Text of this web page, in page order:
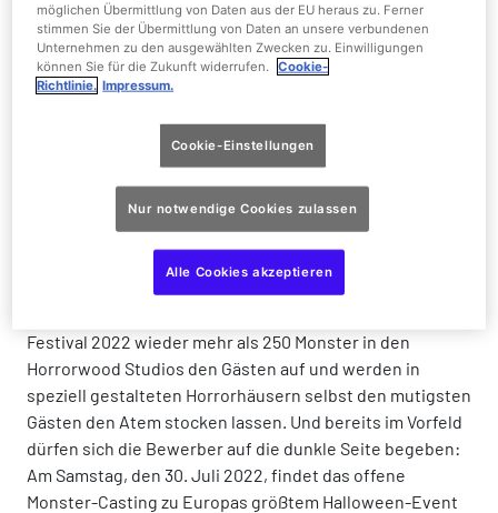
Ob wandelnder Zombie, blutrünstige Krankenschwester
oder irrer Kettensägemörder – wer sich für den
gruseligsten Job der Welt bereit fühlt, ist beim offenen
Casting zum Halloween Horror Festival 2022 im Movie
Park Germany genau richtig. Denn auch in diesem Jahr
startet Deutschlands größter Film- und Freizeitpark
seinen „Monster-Aufruf“ für die Halloween-Zeit, die die
Parkbesucher vom 24. September bis 13. November an 27
ausgewählten Tagen in Angst und Schrecken versetzen
Festival 2022 wieder mehr als 250 Monster in den
Horrorwood Studios den Gästen auf und werden in
speziell gestalteten Horrorhäusern selbst den mutigsten
Gästen den Atem stocken lassen. Und bereits im Vorfeld
dürfen sich die Bewerber auf die dunkle Seite begeben:
Am Samstag, den 30. Juli 2022, findet das offene
Monster-Casting zu Europas größtem Halloween-Event
möglichen Übermittlung von Daten aus der EU heraus zu. Ferner
stimmen Sie der Übermittlung von Daten an unsere verbundenen
Unternehmen zu den ausgewählten Zwecken zu. Einwilligungen
können Sie für die Zukunft widerrufen.
Cookie-
Richtlinie. Impressum.
Cookie-Einstellungen
Nur notwendige Cookies zulassen
Alle Cookies akzeptieren